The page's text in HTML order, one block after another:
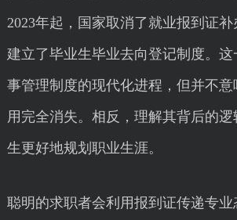
2023年起，国家取消了就业报到证补
建立了毕业生毕业去向登记制度。这
事管理制度的现代化进程，但并不
用完全消失。相反，理解其背后的
生更好地规划职业生涯。
聪明的求职者会利用报到证传递专